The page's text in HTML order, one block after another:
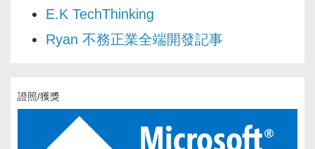
E.K TechThinking
Ryan 不務正業全端開發記事
證照/獲獎